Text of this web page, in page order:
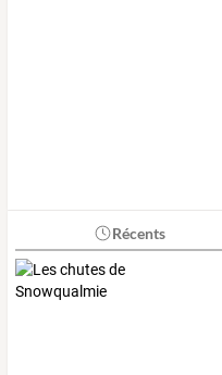
Récents